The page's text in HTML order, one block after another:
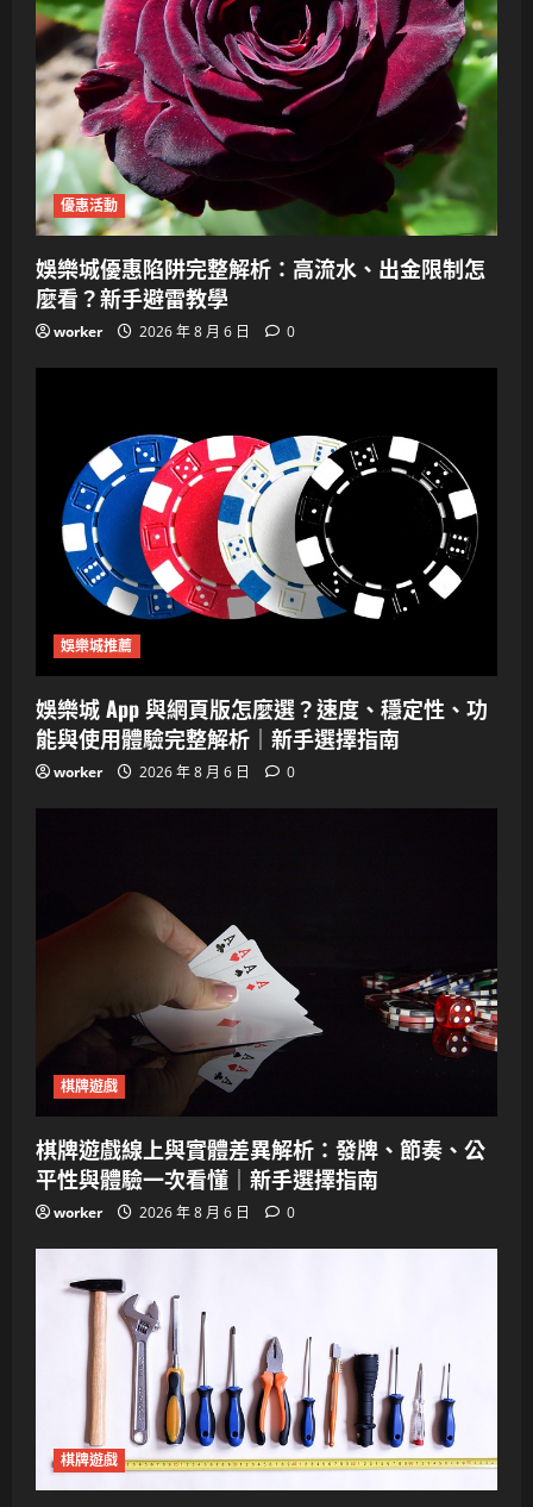
優惠活動
娛樂城優惠陷阱完整解析：高流水、出金限制怎
麼看？新手避雷教學
worker 2026 年 8 月 6 日 0
娛樂城推薦
娛樂城 App 與網頁版怎麼選？速度、穩定性、功
能與使用體驗完整解析｜新手選擇指南
worker 2026 年 8 月 6 日 0
棋牌遊戲
棋牌遊戲線上與實體差異解析：發牌、節奏、公
平性與體驗一次看懂｜新手選擇指南
worker 2026 年 8 月 6 日 0
棋牌遊戲